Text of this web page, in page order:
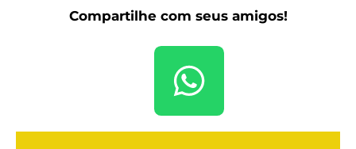
Compartilhe com seus amigos!